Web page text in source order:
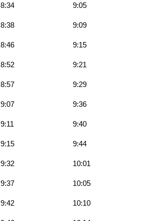
8:34 9:05
8:38 9:09
8:46 9:15
8:52 9:21
8:57 9:29
9:07 9:36
9:11 9:40
9:15 9:44
9:32 10:01
9:37 10:05
9:42 10:10